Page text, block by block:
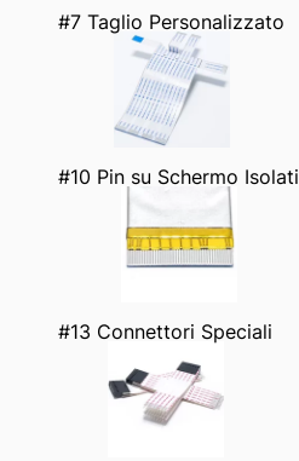
#7 Taglio Personalizzato
#10 Pin su Schermo Isolati
#13 Connettori Speciali